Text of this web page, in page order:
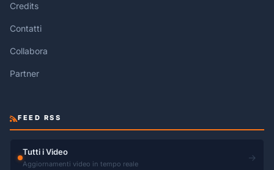
Credits
Contatti
Collabora
Partner
FEED RSS
Tutti i Video
Aggiornamenti video in tempo reale
→